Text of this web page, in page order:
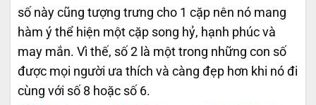
số này cũng tượng trưng cho 1 cặp nên nó mang
hàm ý thể hiện một cặp song hỷ, hạnh phúc và
may mắn. Vì thế, số 2 là một trong những con số
được mọi người ưa thích và càng đẹp hơn khi nó đi
cùng với số 8 hoặc số 6.